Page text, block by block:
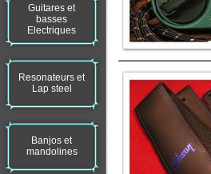
Guitares et
basses
Electriques
Resonateurs et
Lap steel
Banjos et
mandolines